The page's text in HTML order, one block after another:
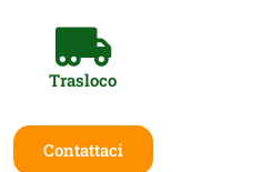
Trasloco
Contattaci